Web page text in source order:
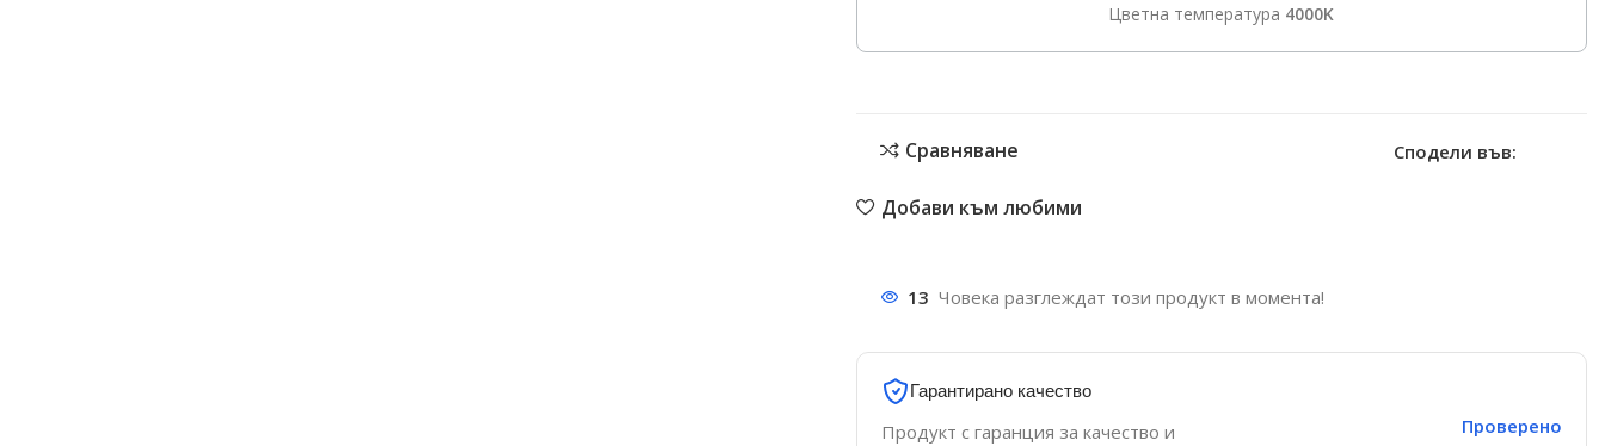
Цветна температура 4000K
Сравняване
Добави към любими
Сподели във:
13 Човека разглеждат този продукт в момента!
Гарантирано качество
Продукт с гаранция за качество и
Проверено